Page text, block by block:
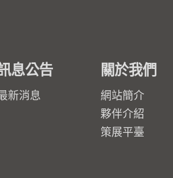
息公告
新消息
關於我們
網站簡介
夥伴介紹
策展平臺